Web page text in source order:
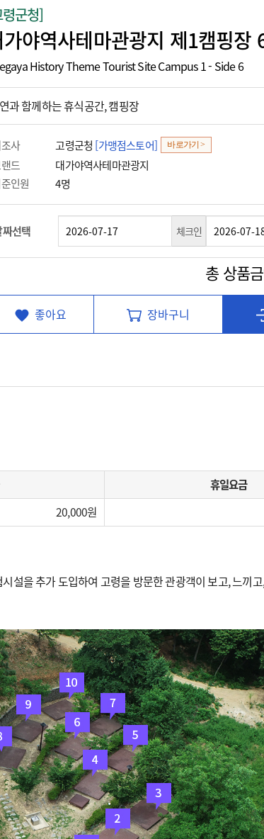
군청]
야역사테마관광지 제1캠핑장
History Theme Tourist Site Campus 1 - Side 6
과 함께하는 휴식공간, 캠핑장
사 고령군청 [가맹점스토어] 바로가기 >
드
대가야역사테마관광지
인원
4명
짜선택 체크인
총 상품
좋아요 장바구니
휴일요금
20,000
설을 추가 도입하여 고령을 방문한 관광객이 보고, 느끼